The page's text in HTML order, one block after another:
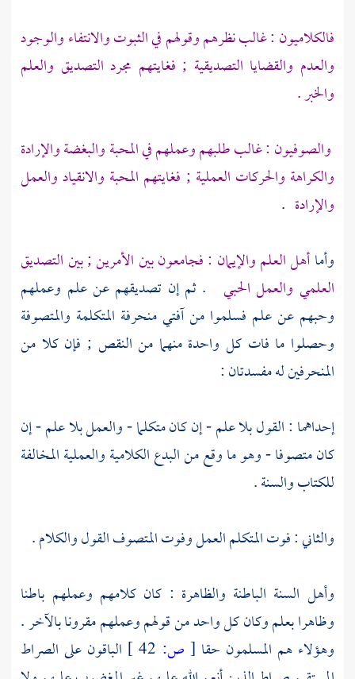
فالكلاميون : غالب نظرهم وقولهم في الثبوت والانتفاء والوجود
والعدم والقضايا التصديقية ; فغايتهم مجرد التصديق والعلم
والخبر .
والصوفيون : غالب طلبهم وعملهم في المحبة والبغضة والإرادة
والكراهة والحركات العملية ; فغايتهم المحبة والانقياد والعمل
والإرادة .
وأماأهل العلم والإيمان : فجامعون بين الأمرين ; بين التصديق
العلمي والعمل الحبي . ثم إن تصديقهم عن علم وعملهم
وحبهم عن علم فسلموا من آفتي منحرفة المتكلمة والمتصوفة
وحصلوا ما فات كل واحدة منهما من النقص ; فإن كلا من
المنحرفين له مفسدتان :
إحداهما : القول بلا علم - إن كان متكلما - والعمل بلا علم - إن
كان متصوفا - وهو ما وقع من البدع الكلامية والعملية المخالفة
للكتاب والسنة .
والثاني : فوت المتكلم العمل وفوت المتصوف القول والكلام .
وأهل السنة الباطنة والظاهرة : كان كلامهم وعملهم باطنا
وظاهرا بعلم وكان كل واحد من قولهم وعملهم مقرونا بالآخر .
وهؤلاء هم المسلمون حقا [ ص:
الباقون على الصراط